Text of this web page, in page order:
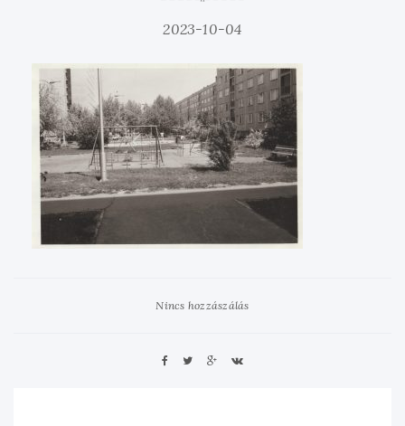
2023-10-04
Nincs hozzászálás